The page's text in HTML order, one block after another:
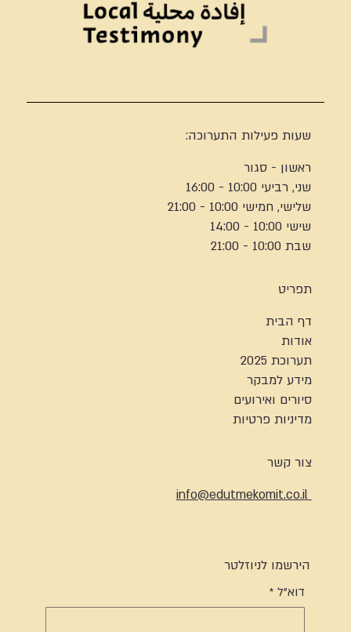
שעות פעילות התערוכה:
ראשון - סגור
שני, רביעי 10:00 - 16:00
שלישי, חמישי 10:00 - 21:00
שישי 10:00 - 14:00
שבת 10:00 - 21:00
תפריט
דף הבית
אודות
תערוכת 2025
מידע למבקר
סיורים ואירועים
מדיניות פרטיות
צור קשר
info@edutmekomit.co.il
הירשמו לניוזלטר
דוא"ל *